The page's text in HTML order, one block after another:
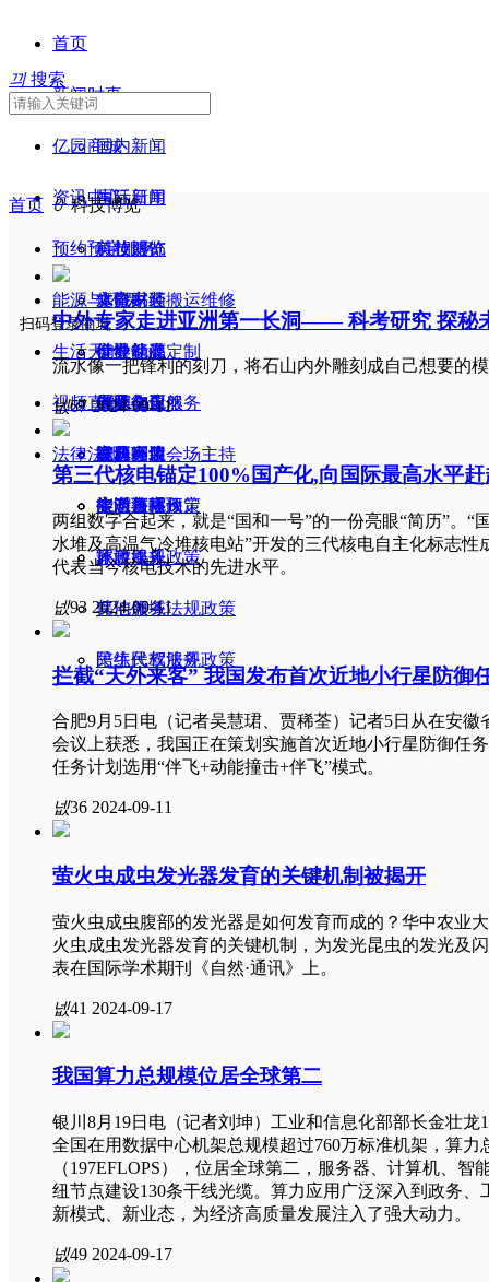
首页
新闻时事
国内新闻
国际新闻
亿园商城
生活日用
美妆服饰
文旅书画
健身保健
电子化工
家具家装
资讯中心
科技博览
体育财经
行业动态
展览会议
预约预定服务
水电家装搬运维修
个性礼品定制
厨师御厨服务
庆典会议会场主持
旅游餐宿预定
家政服务
保洁服务
陪练代驾服务
能源与环保
世界能源
人类与自然
能源利用
生态与环保
生活天地
传承文化
宜居环境
生活百科
旅游娱乐
视频直播
视频播放
实时直播
法律法规
能源法规政策
环境法规政策
其他领域法规政策
民生民权法规政策
끠 搜索
扫码登录商城
首页 ꄲ 科技博览
中外专家走进亚洲第一长洞—— 科考研究 探秘
流水像一把锋利的刻刀，将石山内外雕刻成自己想要的
넶67 2024-09-11
第三代核电锚定100%国产化,向国际最高水平
两组数字合起来，就是“国和一号”的一份亮眼“简历”。
水堆及高温气冷堆核电站”开发的三代核电自主化标志
代表当今核电技术的先进水平。
넶93 2024-09-11
拦截“天外来客” 我国发布首次近地小行星防御
合肥9月5日电（记者吴慧珺、贾稀荃）记者5日从在安
会议上获悉，我国正在策划实施首次近地小行星防御任
任务计划选用“伴飞+动能撞击+伴飞”模式。
넶36 2024-09-11
萤火虫成虫发光器发育的关键机制被揭开
萤火虫成虫腹部的发光器是如何发育而成的？华中农业
火虫成虫发光器发育的关键机制，为发光昆虫的发光及
表在国际学术期刊《自然·通讯》上。
넶41 2024-09-17
我国算力总规模位居全球第二
银川8月19日电（记者刘坤）工业和信息化部部长金壮
全国在用数据中心机架总规模超过760万标准机架，算力
（197EFLOPS），位居全球第二，服务器、计算机、
纽节点建设130条干线光缆。算力应用广泛深入到政务
新模式、新业态，为经济高质量发展注入了强大动力。
넶49 2024-09-17